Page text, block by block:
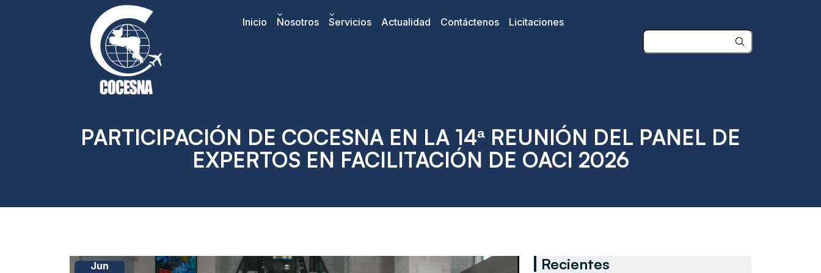
Inicio Nosotros Servicios Actualidad Contáctenos Licitaciones
PARTICIPACIÓN DE COCESNA EN LA 14ª REUNIÓN DEL PANEL DE
EXPERTOS EN FACILITACIÓN DE OACI 2026
Jun Recientes